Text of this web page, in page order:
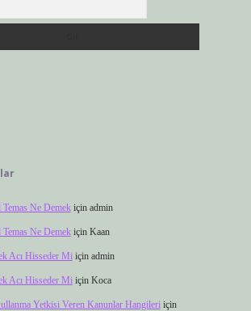
Ne Demekiçin admin
Ne Demekiçin Kaan
Acı Hisseder Miiçin admin
Acı Hisseder Miiçin Koca
Yetkisi Veren Kanunlar Hangileriiçin